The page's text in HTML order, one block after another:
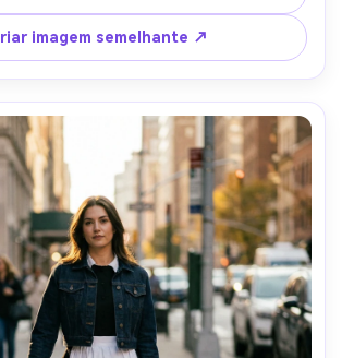
quartos molduras, humor amigável,
dobras realistas do avental,
naturalmente em sua moldura-AR 4:5
imagem semelhante ↗